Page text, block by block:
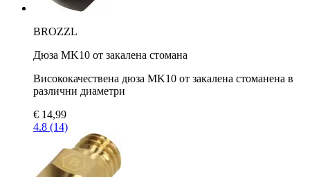
BROZZL
Дюза MK10 от закалена стомана
Висококачествена дюза MK10 от закалена стоманена в
различни диаметри
€ 14,99
4.8 (14)